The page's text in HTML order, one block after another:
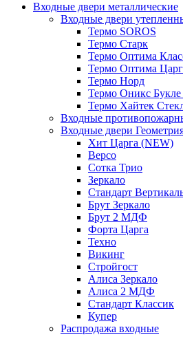
Входные двери металлические
Входные двери
Термо SOROS
Термо Старк
Термо Оптима
Термо Оптима
Термо Норд
Термо Оникс
Термо Хайтек
Входные
Входные двери
Хит Царга (NEW)
Версо
Сотка Трио
Зеркало
Стандарт
Брут Зеркало
Брут 2 МДФ
Форта Царга
Техно
Викинг
Стройгост
Алиса Зеркало
Алиса 2 МДФ
Стандарт Классик
Купер
Распродажа входные